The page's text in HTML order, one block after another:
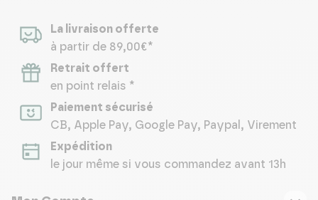
La livraison offerte
à partir de 89,00€*
Retrait offert
en point relais *
Paiement sécurisé
CB, Apple Pay, Google Pay, Paypal, Virement
Expédition
le jour même si vous commandez avant 13h